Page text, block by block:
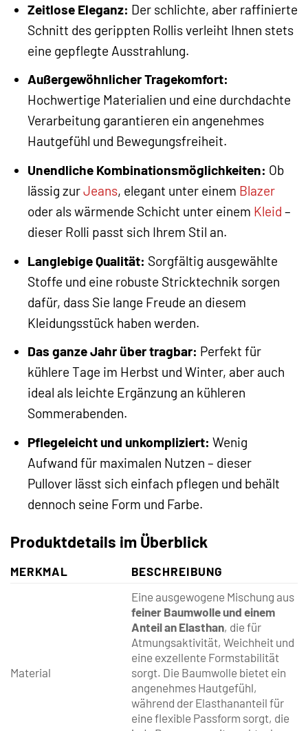
Zeitlose Eleganz: Der schlichte, aber raffinierte
Schnitt des gerippten Rollis verleiht Ihnen stets
eine gepflegte Ausstrahlung.
Außergewöhnlicher Tragekomfort:
Hochwertige Materialien und eine durchdachte
Verarbeitung garantieren ein angenehmes
Hautgefühl und Bewegungsfreiheit.
Unendliche Kombinationsmöglichkeiten: Ob
lässig zurJeans, elegant unter einem Blazer
oder als wärmende Schicht unter einem Kleid –
dieser Rolli passt sich Ihrem Stil an.
Langlebige Qualität: Sorgfältig ausgewählte
Stoffe und eine robuste Stricktechnik sorgen
dafür, dass Sie lange Freude an diesem
Kleidungsstück haben werden.
Das ganze Jahr über tragbar: Perfekt für
kühlere Tage im Herbst und Winter, aber auch
ideal als leichte Ergänzung an kühleren
Sommerabenden.
Pflegeleicht und unkompliziert: Wenig
Aufwand für maximalen Nutzen – dieser
Pullover lässt sich einfach pflegen und behält
dennoch seine Form und Farbe.
Produktdetails im Überblick
MERKMAL BESCHREIBUNG
Material
Eine ausgewogene Mischung aus
feiner Baumwolle und einem
Anteil an Elasthan, die für
Atmungsaktivität, Weichheit und
eine exzellente Formstabilität
sorgt. Die Baumwolle bietet ein
angenehmes Hautgefühl,
während der Elasthananteil für
eine flexible Passform sorgt, die